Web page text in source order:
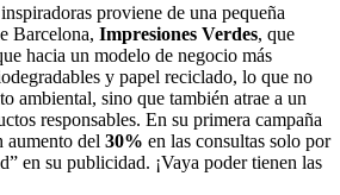
proviene de una pequeña
Barcelona, Impresiones Verdes, que
hacia un modelo de negocio más
y papel reciclado, lo que no
ambiental, sino que también atrae a un
responsables. En su primera campaña
aumento del 30% en las consultas solo por
en su publicidad. ¡Vaya poder tienen las